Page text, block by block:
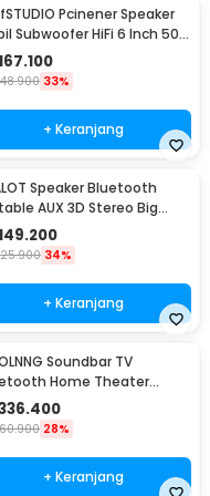
Pcinener Speaker
Subwoofer HiFi 6 Inch 500
PCS - TS-1672
33%
+ Keranjang
Speaker Bluetooth
AUX 3D Stereo Big
Subwoofer 5W - S32
34%
+ Keranjang
Soundbar TV
Home Theater
Subwoofer AUX 20W -
28%
+ Keranjang